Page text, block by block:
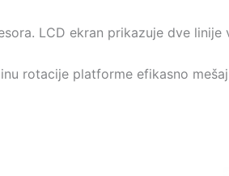
LCD ekran prikazuje dve
rotacije platforme efikasno